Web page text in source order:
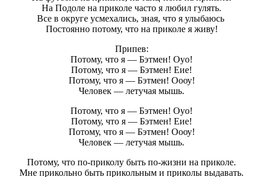
На Подоле на приколе часто я любил гулять.
Все в округе усмехались, зная, что я улыбаюсь
Постоянно потому, что на приколе я живу!
Припев:
Потому, что я — Бэтмен! Оуо!
Потому, что я — Бэтмен! Еие!
Потому, что я — Бэтмен! Оооу!
Человек — летучая мышь.
Потому, что я — Бэтмен! Оуо!
Потому, что я — Бэтмен! Еие!
Потому, что я — Бэтмен! Оооу!
Человек — летучая мышь.
Потому, что по-приколу быть по-жизни на приколе.
Мне прикольно быть прикольным и приколы выдавать.